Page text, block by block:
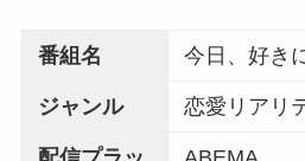
番組名 今日、好き
ジャンル 恋愛リアリ